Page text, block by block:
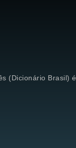
(Dicionário